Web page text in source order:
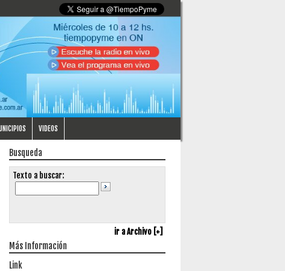
VIDEOS
Busqueda
Texto a buscar:
ir a Archivo [+]
Más Información
Link